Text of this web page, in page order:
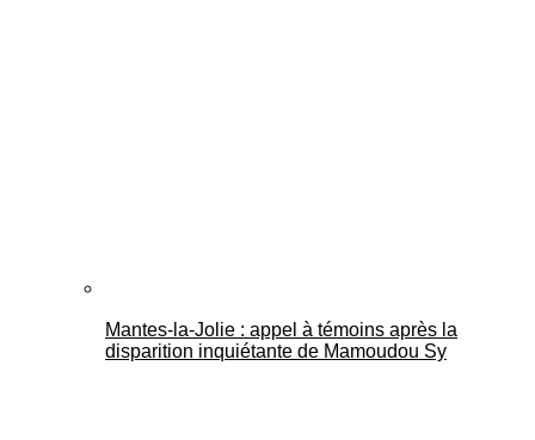
Mantes-la-Jolie : appel à témoins après la
disparition inquiétante de Mamoudou Sy